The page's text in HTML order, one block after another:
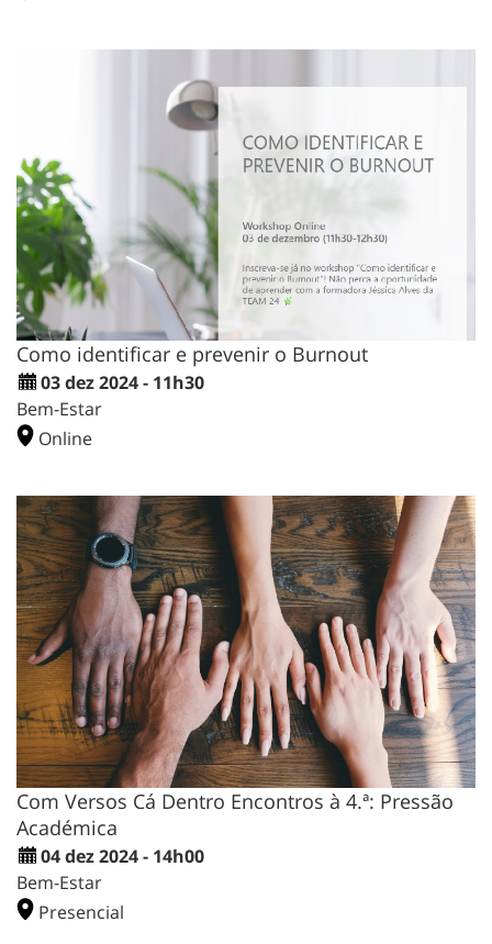
Como identificar e prevenir o Burnout
03 dez 2024 - 11h30
Bem-Estar
Online
Com Versos Cá Dentro Encontros à 4.ª: Pressão
Académica
04 dez 2024 - 14h00
Bem-Estar
Presencial